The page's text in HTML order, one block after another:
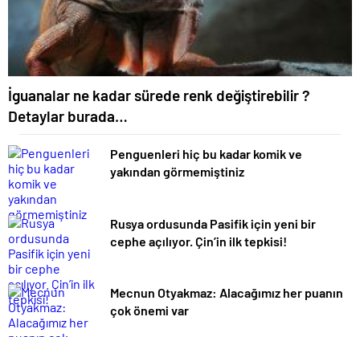
İguanalar ne kadar sürede renk değiştirebilir ?
Detaylar burada…
Penguenleri hiç bu kadar komik ve
yakından görmemiştiniz
Rusya ordusunda Pasifik için yeni bir
cephe açılıyor. Çin’in ilk tepkisi!
Mecnun Otyakmaz: Alacağımız her puanın
çok önemi var